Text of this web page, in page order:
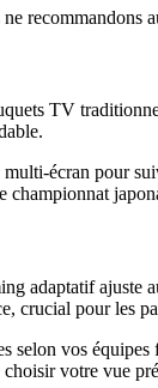
recommandons
TV
écran pour
adaptatif
crucial pour les
vos
votre vue